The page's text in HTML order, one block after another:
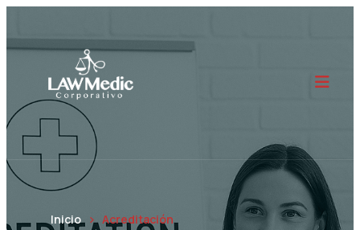
Inicio Acreditación